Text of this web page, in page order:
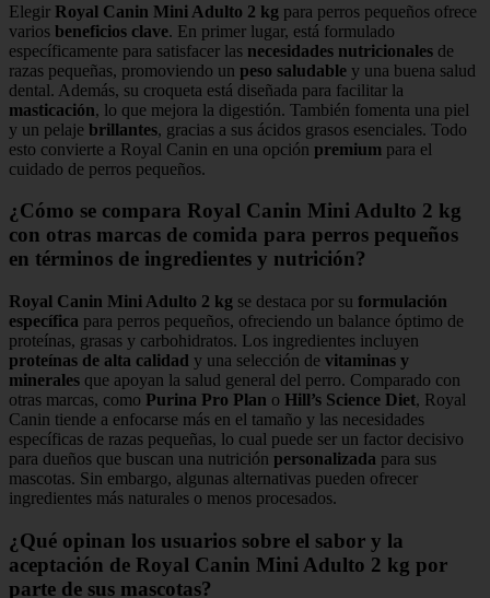
Elegir Royal Canin Mini Adulto 2 kg para perros pequeños ofrece
varios beneficios clave. En primer lugar, está formulado
específicamente para satisfacer las necesidades nutricionales de
razas pequeñas, promoviendo un peso saludable y una buena salud
dental. Además, su croqueta está diseñada para facilitar la
masticación, lo que mejora la digestión. También fomenta una piel
y un pelaje brillantes, gracias a sus ácidos grasos esenciales. Todo
esto convierte a Royal Canin en una opción premium para el
cuidado de perros pequeños.
¿Cómo se compara Royal Canin Mini Adulto 2 kg
con otras marcas de comida para perros pequeños
en términos de ingredientes y nutrición?
Royal Canin Mini Adulto 2 kg se destaca por su formulación
específica para perros pequeños, ofreciendo un balance óptimo de
proteínas, grasas y carbohidratos. Los ingredientes incluyen
proteínas de alta calidad y una selección de vitaminas y
minerales que apoyan la salud general del perro. Comparado con
otras marcas, como Purina Pro Plan o Hill’s Science Diet, Royal
Canin tiende a enfocarse más en el tamaño y las necesidades
específicas de razas pequeñas, lo cual puede ser un factor decisivo
para dueños que buscan una nutrición personalizada para sus
mascotas. Sin embargo, algunas alternativas pueden ofrecer
ingredientes más naturales o menos procesados.
¿Qué opinan los usuarios sobre el sabor y la
aceptación de Royal Canin Mini Adulto 2 kg por
parte de sus mascotas?